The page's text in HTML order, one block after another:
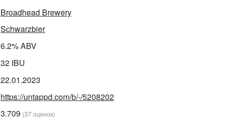
Broadhead Brewery
Schwarzbier
6.2% ABV
32 IBU
22.01.2023
https://untappd.com/b/-/5208202
3.709 (37 оценок)